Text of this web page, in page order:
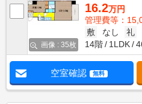
画像 : 35枚
16.2万円
管理費等：
敷
なし 礼
14階
1LDK
空室確認 無料